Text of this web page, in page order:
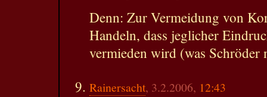
Denn: Zur Vermeidung von
Handeln, dass jeglicher
vermieden wird (was Schröder
Rainersacht, 3.2.2006, 12:43